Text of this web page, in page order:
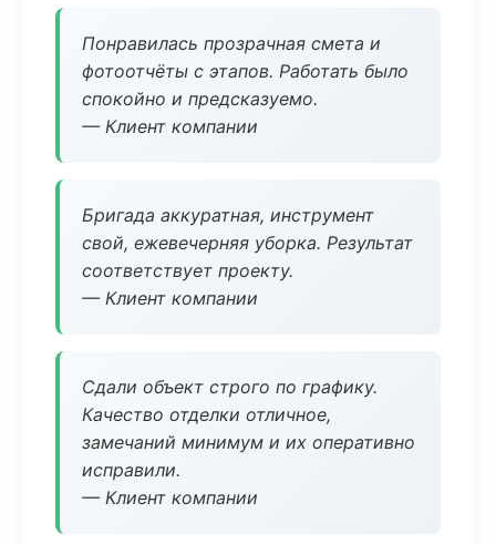
Понравилась прозрачная смета и
фотоотчёты с этапов. Работать было
спокойно и предсказуемо.
— Клиент компании
Бригада аккуратная, инструмент
свой, ежевечерняя уборка. Результат
соответствует проекту.
— Клиент компании
Сдали объект строго по графику.
Качество отделки отличное,
замечаний минимум и их оперативно
исправили.
— Клиент компании